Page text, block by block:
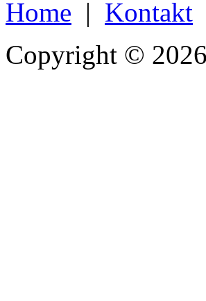
Home | Kontakt
Copyright ©